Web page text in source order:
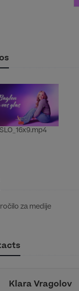
za medije
Klara Vragolov